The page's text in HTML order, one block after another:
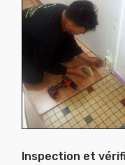
Inspection et